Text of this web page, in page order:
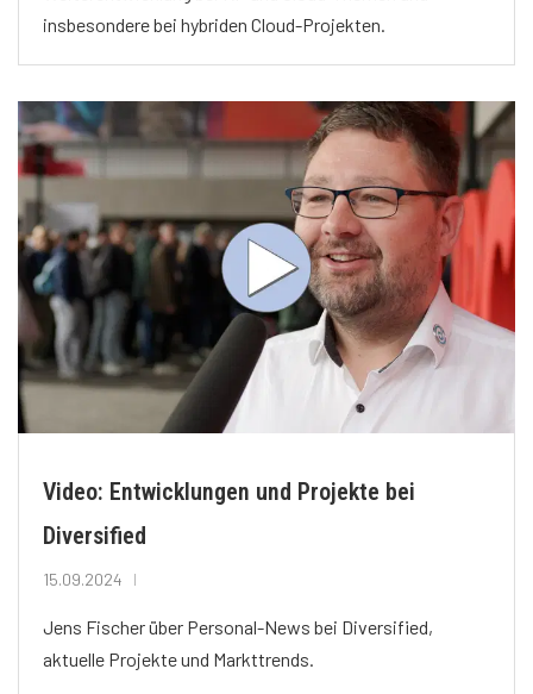
insbesondere bei hybriden Cloud-Projekten.
Video: Entwicklungen und Projekte bei
Diversified
15.09.2024
Jens Fischer über Personal-News bei Diversified,
aktuelle Projekte und Markttrends.